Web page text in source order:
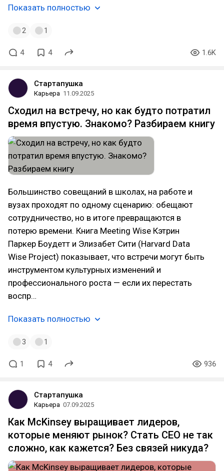
Показать полностью
2 1
4 4 1.6K
Стартапушка
Карьера 11.09.2025
Сходил на встречу, но как будто потратил
время впустую. Знакомо? Разбираем книгу
Большинство совещаний в школах, на работе и
вузах проходят по одному сценарию: обещают
сотрудничество, но в итоге превращаются в
потерю времени. Книга Meeting Wise Кэтрин
Паркер Боудетт и Элизабет Сити (Harvard Data
Wise Project) показывает, что встречи могут быть
инструментом культурных изменений и
профессионального роста — если их перестать
воспр…
Показать полностью
3 1
1 4 936
Стартапушка
Карьера 07.09.2025
Как McKinsey выращивает лидеров,
которые меняют рынок? Стать СЕО не так
сложно, как кажется? Без связей никуда?